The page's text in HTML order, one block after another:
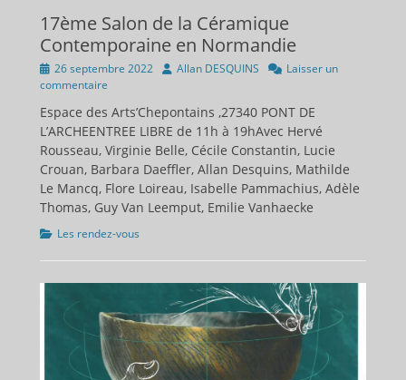
17ème Salon de la Céramique
Contemporaine en Normandie
Publié
sur
26 septembre 2022 Auteur
Allan DESQUINS
Laisser un
commentaire
Espace des Arts’Chepontains ,27340 PONT DE
L’ARCHEENTREE LIBRE de 11h à 19hAvec Hervé
Rousseau, Virginie Belle, Cécile Constantin, Lucie
Crouan, Barbara Daeffler, Allan Desquins, Mathilde
Le Mancq, Flore Loireau, Isabelle Pammachius, Adèle
Thomas, Guy Van Leemput, Emilie Vanhaecke
Catégories
Les rendez-vous